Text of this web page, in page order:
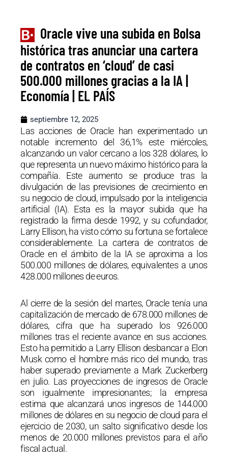
Oracle vive una subida en Bolsa
histórica tras anunciar una cartera
de contratos en ‘cloud’ de casi
500.000 millones gracias a la IA |
Economía | EL PAÍS
septiembre 12, 2025
Las acciones de Oracle han experimentado un
notable incremento del 36,1% este miércoles,
alcanzando un valor cercano a los 328 dólares, lo
que representa un nuevo máximo histórico para la
compañía. Este aumento se produce tras la
divulgación de las previsiones de crecimiento en
su negocio de cloud, impulsado por la inteligencia
artificial (IA). Esta es la mayor subida que ha
registrado la firma desde 1992, y su cofundador,
Larry Ellison, ha visto cómo su fortuna se fortalece
considerablemente. La cartera de contratos de
Oracle en el ámbito de la IA se aproxima a los
500.000 millones de dólares, equivalentes a unos
428.000 millones de euros.
Al cierre de la sesión del martes, Oracle tenía una
capitalización de mercado de 678.000 millones de
dólares, cifra que ha superado los 926.000
millones tras el reciente avance en sus acciones.
Esto ha permitido a Larry Ellison desbancar a Elon
Musk como el hombre más rico del mundo, tras
haber superado previamente a Mark Zuckerberg
en julio. Las proyecciones de ingresos de Oracle
son igualmente impresionantes; la empresa
estima que alcanzará unos ingresos de 144.000
millones de dólares en su negocio de cloud para el
ejercicio de 2030, un salto significativo desde los
menos de 20.000 millones previstos para el año
fiscal actual.